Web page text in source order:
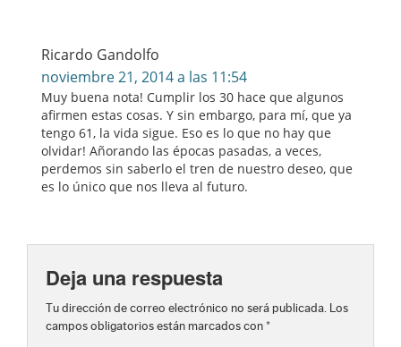
Ricardo Gandolfo
noviembre 21, 2014 a las 11:54
Muy buena nota! Cumplir los 30 hace que algunos
afirmen estas cosas. Y sin embargo, para mí, que ya
tengo 61, la vida sigue. Eso es lo que no hay que
olvidar! Añorando las épocas pasadas, a veces,
perdemos sin saberlo el tren de nuestro deseo, que
es lo único que nos lleva al futuro.
Deja una respuesta
Tu dirección de correo electrónico no será publicada. Los
campos obligatorios están marcados con *